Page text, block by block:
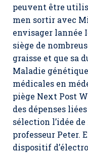
peuvent être
men sortir avec
envisager lannée
siège de
graisse et que sa
Maladie
médicales en
piège Next Post
des dépenses
sélection l’idée
professeur Peter.
dispositif